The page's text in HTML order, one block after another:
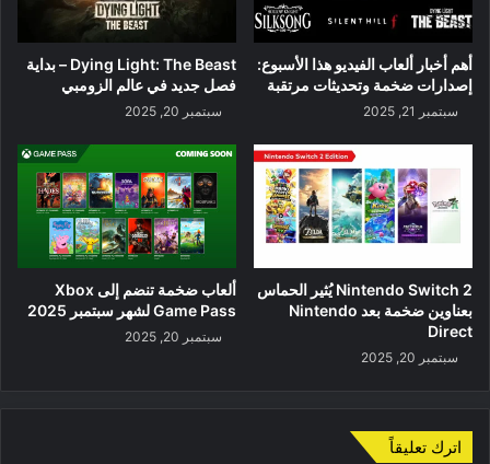
أهم أخبار ألعاب الفيديو هذا الأسبوع:
إصدارات ضخمة وتحديثات مرتقبة
سبتمبر 21, 2025
Dying Light: The Beast – بداية
فصل جديد في عالم الزومبي
سبتمبر 20, 2025
Nintendo Switch 2 يُثير الحماس
بعناوين ضخمة بعد Nintendo
Direct
سبتمبر 20, 2025
ألعاب ضخمة تنضم إلى Xbox
Game Pass لشهر سبتمبر 2025
سبتمبر 20, 2025
اترك تعليقاً